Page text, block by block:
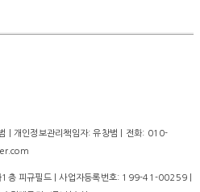
| 개인정보관리책임자: 유창범 | 전화: 010-
층 피규필드 | 사업자등록번호: 199-41-00259